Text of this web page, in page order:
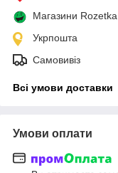
Магазини Rozetka
Укрпошта
Самовивіз
Всі умови доставки
Умови оплати